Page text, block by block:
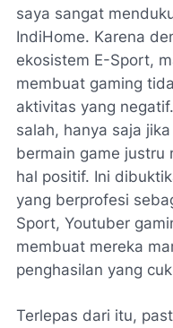
saya sangat
IndiHome. Karena
ekosistem E-Sport,
membuat gaming
aktivitas yang
salah, hanya saja
bermain game justru
hal positif. Ini
yang berprofesi
Sport, Youtuber
membuat mereka
penghasilan yang
Terlepas dari itu,